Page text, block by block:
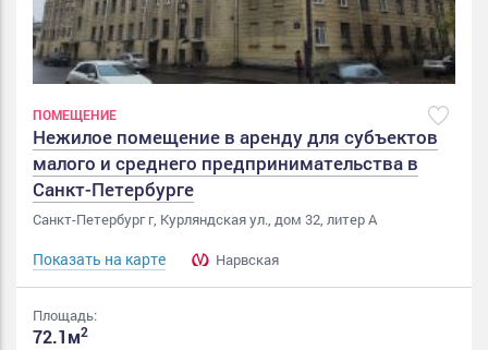
ПОМЕЩЕНИЕ
Нежилое помещение в аренду для субъектов
малого и среднего предпринимательства в
Санкт-Петербурге
Санкт-Петербург г, Курляндская ул., дом 32, литер А
Показать на карте Нарвская
Площадь:
72.1м2